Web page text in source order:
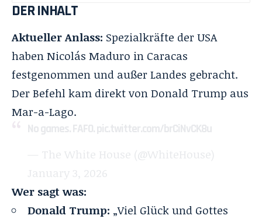
DER INHALT
Aktueller Anlass: Spezialkräfte der USA
haben Nicolás Maduro in Caracas
festgenommen und außer Landes gebracht.
Der Befehl kam direkt von Donald Trump aus
Mar-a-Lago.
No games. FAFO.pic.twitter.com/brCiNvCK8u
— The White House (@WhiteHouse)
January 3, 2026
Wer sagt was:
Donald Trump: „Viel Glück und Gottes